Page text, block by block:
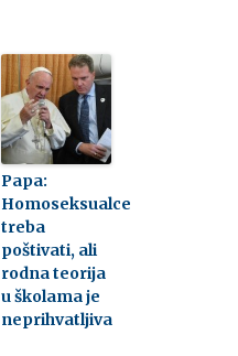
Papa:
Homoseksualce
treba
poštivati, ali
rodna teorija
u školama je
neprihvatljiva